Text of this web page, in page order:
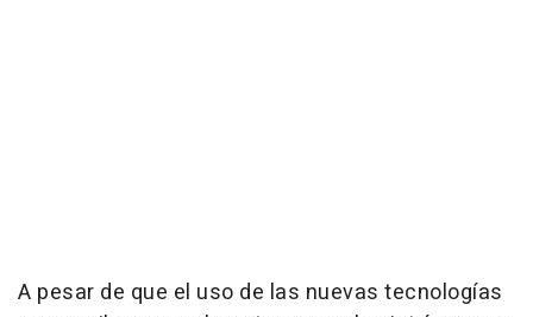
A pesar de que el uso de las nuevas tecnologías